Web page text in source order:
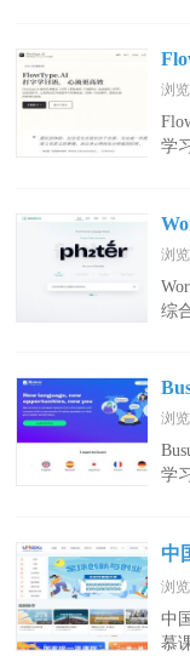
浏览
学
浏览
综
浏
学
中
浏
中
慕